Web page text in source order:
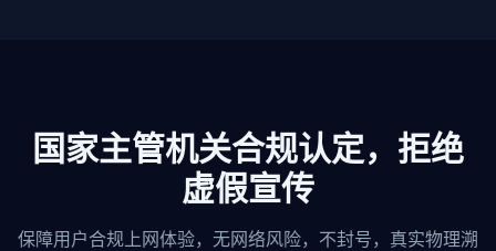
国家主管机关合规认定，拒绝
虚假宣传
保障用户合规上网体验，无网络风险，不封号，真实物理溯